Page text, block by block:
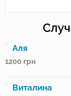
Аля
1200 грн
Виталина